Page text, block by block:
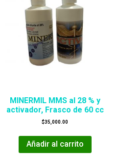
MINERMIL MMS al 28 % y
activador, Frasco de 60 cc
$35,000.00
Añadir al carrito